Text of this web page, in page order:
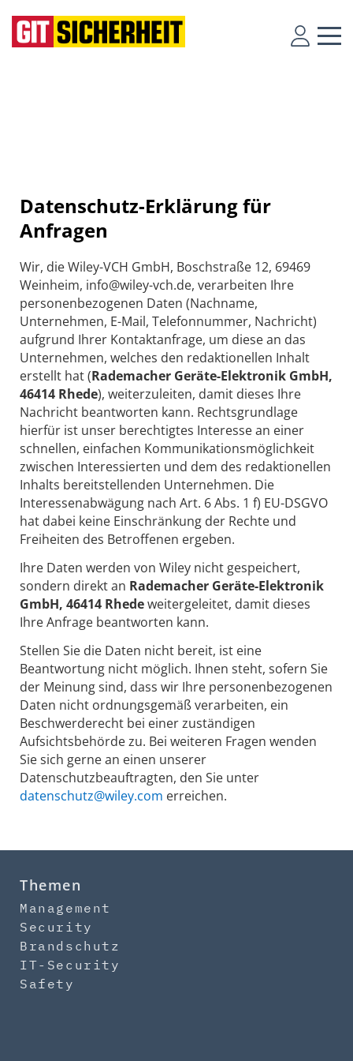
Datenschutz-Erklärung für
Anfragen
Wir, die Wiley-VCH GmbH, Boschstraße 12, 69469
Weinheim, info@wiley-vch.de, verarbeiten Ihre
personenbezogenen Daten (Nachname,
Unternehmen, E-Mail, Telefonnummer, Nachricht)
aufgrund Ihrer Kontaktanfrage, um diese an das
Unternehmen, welches den redaktionellen Inhalt
erstellt hat (Rademacher Geräte-Elektronik GmbH,
46414 Rhede), weiterzuleiten, damit dieses Ihre
Nachricht beantworten kann. Rechtsgrundlage
hierfür ist unser berechtigtes Interesse an einer
schnellen, einfachen Kommunikationsmöglichkeit
zwischen Interessierten und dem des redaktionellen
Inhalts bereitstellenden Unternehmen. Die
Interessenabwägung nach Art. 6 Abs. 1 f) EU-DSGVO
hat dabei keine Einschränkung der Rechte und
Freiheiten des Betroffenen ergeben.
Ihre Daten werden von Wiley nicht gespeichert,
sondern direkt an Rademacher Geräte-Elektronik
GmbH, 46414 Rhedeweitergeleitet, damit dieses
Ihre Anfrage beantworten kann.
Stellen Sie die Daten nicht bereit, ist eine
Beantwortung nicht möglich. Ihnen steht, sofern Sie
der Meinung sind, dass wir Ihre personenbezogenen
Daten nicht ordnungsgemäß verarbeiten, ein
Beschwerderecht bei einer zuständigen
Aufsichtsbehörde zu. Bei weiteren Fragen wenden
Sie sich gerne an einen unserer
Datenschutzbeauftragten, den Sie unter
datenschutz@wiley.com erreichen.
Themen
Management
Security
Brandschutz
IT-Security
Safety